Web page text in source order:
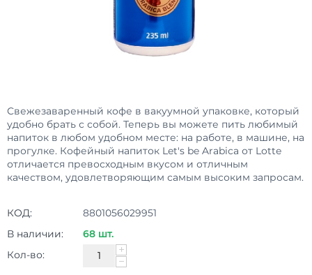
Свежезаваренный кофе в вакуумной упаковке, который
удобно брать с собой. Теперь вы можете пить любимый
напиток в любом удобном месте: на работе, в машине, на
прогулке. Кофейный напиток Let's be Arabica от Lotte
отличается превосходным вкусом и отличным
качеством, удовлетворяющим самым высоким запросам.
КОД:
8801056029951
В наличии:
68 шт.
Кол-во:
+
−